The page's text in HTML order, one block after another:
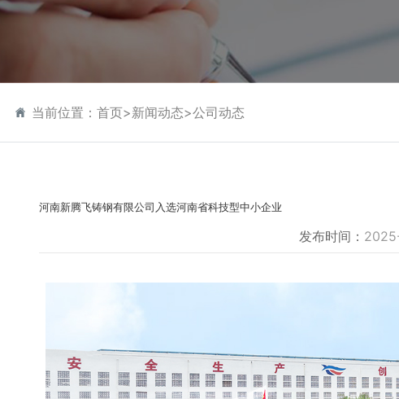
当前位置： 首页>新闻动态>公司动态
河南新腾飞铸钢有限公司入选河南省科技型中小企业
发布时间：